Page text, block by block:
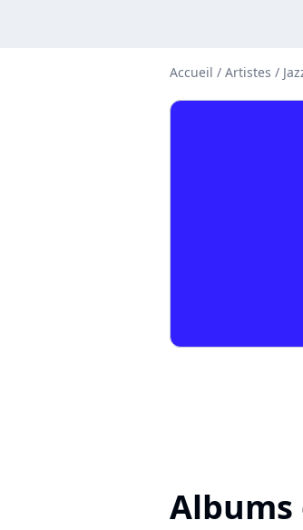
Accueil / Artistes /
Albums